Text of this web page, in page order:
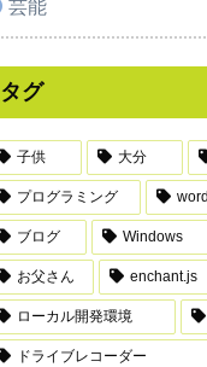
芸能
タグ
子供 大分
プログラミング
ブログ Windows
お父さん enchant.js
ローカル開発環境
ドライブレコーダー